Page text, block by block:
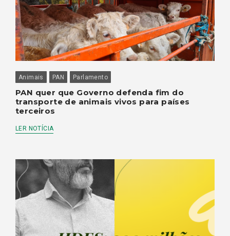
Animais PAN Parlamento
PAN quer que Governo defenda fim do
transporte de animais vivos para países
terceiros
LER NOTÍCIA